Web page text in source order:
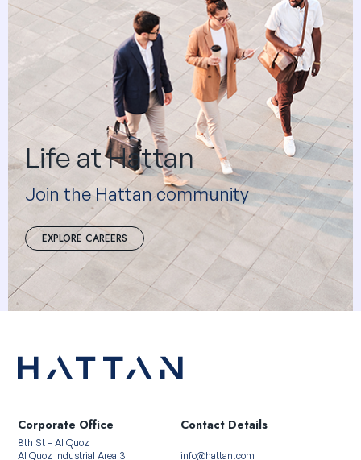
Life at Hattan
Join the Hattan community
EXPLORE CAREERS
Corporate Office
8th St – Al Quoz
Al Quoz Industrial Area 3
Contact Details
info@hattan.com